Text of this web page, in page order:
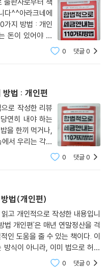
판사로부터 책
다^^아라크네에
가지 방법 : 개인
돈이 있어야 윤
자에 있어서도 내
0 댓글0
법 : 개인편
로 작성한 리뷰
연히 내야 하는
을 한끼 먹거나,
서 우리는 각종
꼬박꼬박 내고 살
0 댓글0
법(개인편)
고 개인적으로 작성한 내용입니
법 개인편'은 매년 연말정산을 걱
인 도움을 줄 수 있는 책이다. 이
식이 아니라, 이미 법으로 허용
나치고 있는지를 하나씩 짚어준
0 댓글0